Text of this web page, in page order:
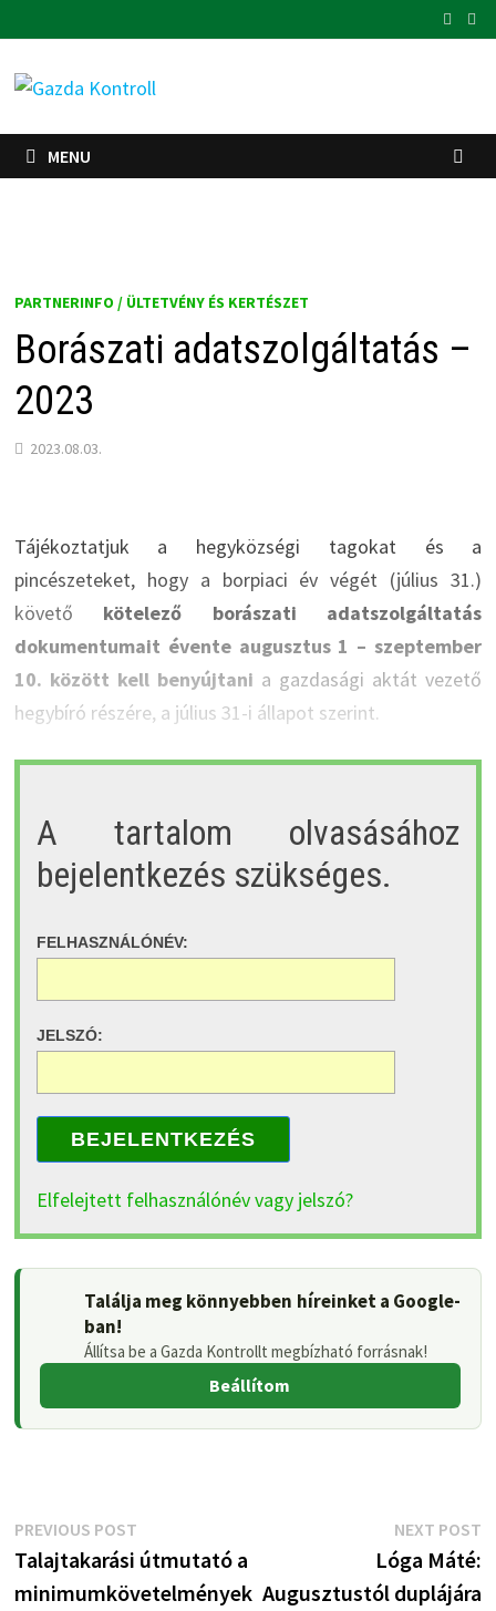
to
content
MENU
PARTNERINFO / ÜLTETVÉNY ÉS KERTÉSZET
Borászati adatszolgáltatás –
2023
2023.08.03.
Tájékoztatjuk a hegyközségi tagokat és a
pincészeteket, hogy a borpiaci év végét (július 31.)
követő kötelező borászati adatszolgáltatás
dokumentumait évente augusztus 1 – szeptember
10. között kell benyújtani a gazdasági aktát vezető
hegybíró részére, a július 31-i állapot szerint.
A tartalom olvasásához
bejelentkezés szükséges.
FELHASZNÁLÓNÉV:
JELSZÓ:
BEJELENTKEZÉS
Elfelejtett felhasználónév vagy jelszó?
Találja meg könnyebben híreinket a Google-
ban!
Állítsa be a Gazda Kontrollt megbízható forrásnak!
Beállítom
Bejegyzés
navigáció
PREVIOUS POSTPrevious
post:
Talajtakarási útmutató a
minimumkövetelmények
NEXT POST
Lóga Máté:
Augusztustól duplájára